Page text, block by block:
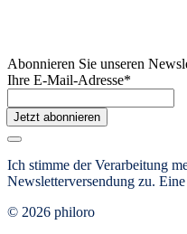
Abonnieren Sie unseren
Ihre E-Mail-Adresse*
Jetzt abonnieren
Ich stimme der Verarbeitung
Newsletterversendung zu.
© 2026 philoro